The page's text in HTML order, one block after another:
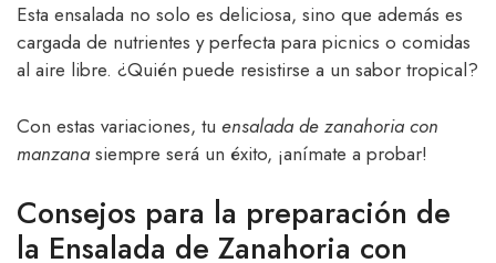
Esta ensalada no solo es deliciosa, sino que además es
cargada de nutrientes y perfecta para picnics o comidas
al aire libre. ¿Quién puede resistirse a un sabor tropical?
Con estas variaciones, tu ensalada de zanahoria con
manzana siempre será un éxito, ¡anímate a probar!
Consejos para la preparación de
la Ensalada de Zanahoria con